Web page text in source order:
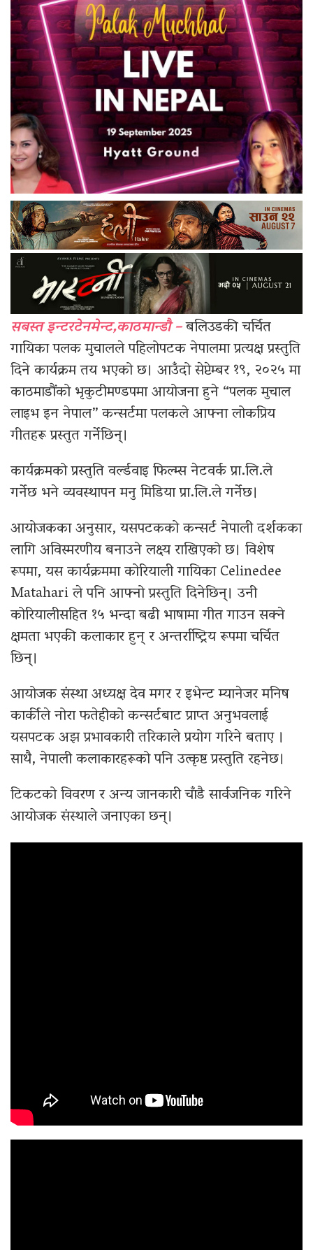
सबस्त इन्टरटेनमेन्ट,काठमान्डौ –बलिउडकी चर्चित
गायिका पलक मुचालले पहिलोपटक नेपालमा प्रत्यक्ष प्रस्तुति
दिने कार्यक्रम तय भएको छ। आउँदो सेप्टेम्बर १९, २०२५ मा
काठमाडौंको भृकुटीमण्डपमा आयोजना हुने “पलक मुचाल
लाइभ इन नेपाल” कन्सर्टमा पलकले आफ्ना लोकप्रिय
गीतहरू प्रस्तुत गर्नेछिन्।
कार्यक्रमको प्रस्तुति वर्ल्डवाइ फिल्म्स नेटवर्क प्रा.लि.ले
गर्नेछ भने व्यवस्थापन मनु मिडिया प्रा.लि.ले गर्नेछ।
आयोजकका अनुसार, यसपटकको कन्सर्ट नेपाली दर्शकका
लागि अविस्मरणीय बनाउने लक्ष्य राखिएको छ। विशेष
रूपमा, यस कार्यक्रममा कोरियाली गायिका Celinedee
Matahari ले पनि आफ्नो प्रस्तुति दिनेछिन्। उनी
कोरियालीसहित १५ भन्दा बढी भाषामा गीत गाउन सक्ने
क्षमता भएकी कलाकार हुन् र अन्तर्राष्ट्रिय रूपमा चर्चित
छिन्।
आयोजक संस्था अध्यक्ष देव मगर र इभेन्ट म्यानेजर मनिष
कार्कीले नोरा फतेहीको कन्सर्टबाट प्राप्त अनुभवलाई
यसपटक अझ प्रभावकारी तरिकाले प्रयोग गरिने बताए ।
साथै, नेपाली कलाकारहरूको पनि उत्कृष्ट प्रस्तुति रहनेछ।
टिकटको विवरण र अन्य जानकारी चाँडै सार्वजनिक गरिने
आयोजक संस्थाले जनाएका छन्।